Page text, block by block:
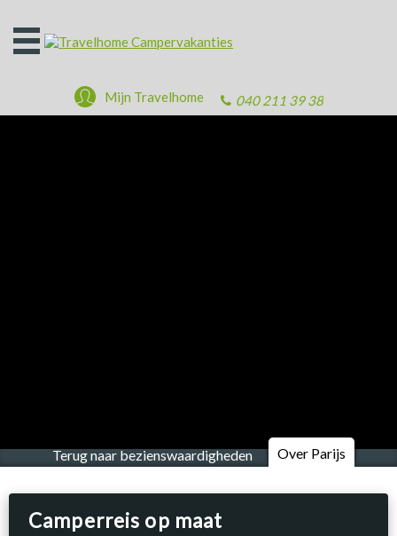
Open
het
040 211 39 38
Mijn Travelhome
Terug naar bezienswaardigheden Over Parijs
Camperreis op maat